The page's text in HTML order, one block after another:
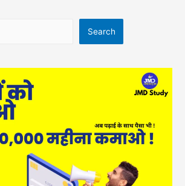
Search